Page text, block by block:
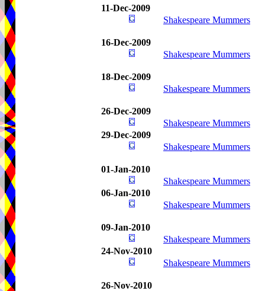
11-Dec-2009
Shakespeare Mummers
16-Dec-2009
Shakespeare Mummers
18-Dec-2009
Shakespeare Mummers
26-Dec-2009
Shakespeare Mummers
29-Dec-2009
Shakespeare Mummers
01-Jan-2010
Shakespeare Mummers
06-Jan-2010
Shakespeare Mummers
09-Jan-2010
Shakespeare Mummers
24-Nov-2010
Shakespeare Mummers
26-Nov-2010